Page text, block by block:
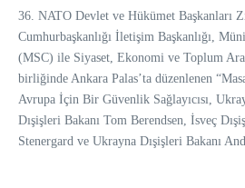
36. NATO Devlet ve Hükümet Başkanları
Cumhurbaşkanlığı İletişim Başkanlığı,
(MSC) ile Siyaset, Ekonomi ve Toplum
birliğinde Ankara Palas’ta düzenlenen
Avrupa İçin Bir Güvenlik Sağlayıcısı,
Dışişleri Bakanı Tom Berendsen, İsveç
Stenergard ve Ukrayna Dışişleri Bakanı